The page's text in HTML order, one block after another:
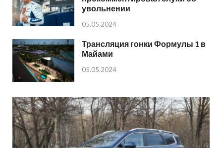
увольнении
05.05.2024
Трансляция гонки Формулы 1 в
Майами
05.05.2024